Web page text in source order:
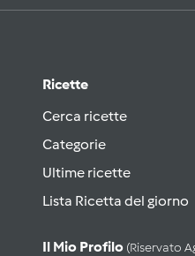
Ricette
Cerca ricette
Categorie
Ultime ricette
Lista Ricetta del giorno
Il Mio Profilo (riservato